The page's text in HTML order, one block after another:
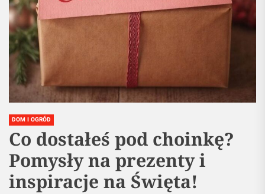
DOM I OGRÓD
Co dostałeś pod choinkę?
Pomysły na prezenty i
inspiracje na Święta!